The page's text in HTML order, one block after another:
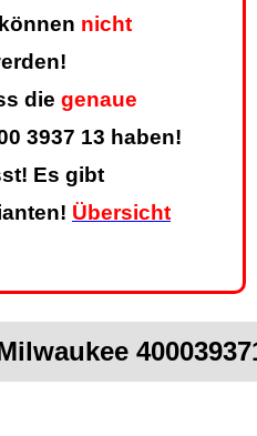
nicht
die genaue
3937 13 haben!
Es gibt
Übersicht